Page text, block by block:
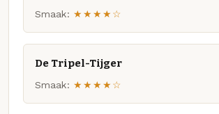
Smaak: ★★★★☆
De Tripel-Tijger
Smaak: ★★★★☆